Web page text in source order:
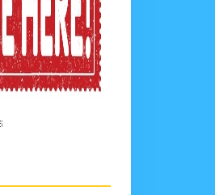
Siri Na Njia Zangu Za
Tajiriba Ikirejea Nyumbani
Yangu